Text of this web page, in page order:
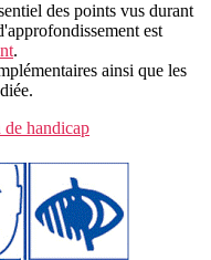
des points vus durant
est
.
ainsi que les
de handicap